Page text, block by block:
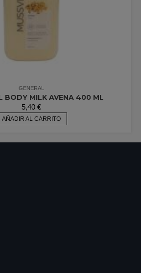
GENERAL
BODY MILK AVENA 400 ML
5,40 €
AÑADIR AL CARRITO